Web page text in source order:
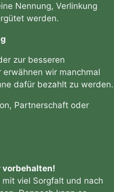
Nennung, Verlinkung
werden.
zur besseren
wir manchmal
dafür bezahlt zu werden.
Partnerschaft oder
viel Sorgfalt und nach